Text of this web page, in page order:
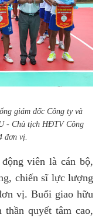
giám đốc Công ty và
- Chủ tịch HĐTV Công
đơn vị.
viên là cán bộ,
chiến sĩ lực lượng
vị. Buổi giao hữu
quyết tâm cao,